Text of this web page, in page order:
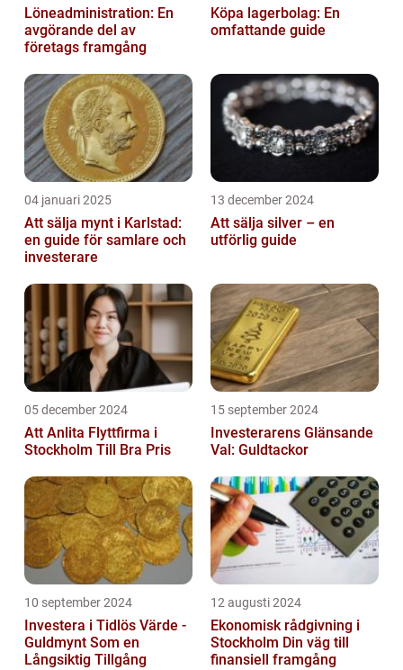
Löneadministration: En
avgörande del av
företags framgång
Köpa lagerbolag: En
omfattande guide
04 januari 2025
Att sälja mynt i Karlstad:
en guide för samlare och
investerare
13 december 2024
Att sälja silver – en
utförlig guide
05 december 2024
Att Anlita Flyttfirma i
Stockholm Till Bra Pris
15 september 2024
Investerarens Glänsande
Val: Guldtackor
10 september 2024
Investera i Tidlös Värde -
Guldmynt Som en
Långsiktig Tillgång
12 augusti 2024
Ekonomisk rådgivning i
Stockholm Din väg till
finansiell framgång